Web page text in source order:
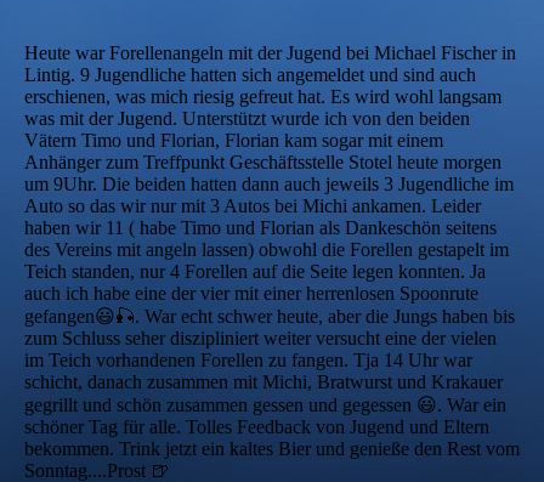
Heute war Forellenangeln mit der Jugend bei Michael Fischer in
Lintig. 9 Jugendliche hatten sich angemeldet und sind auch
erschienen, was mich riesig gefreut hat. Es wird wohl langsam
was mit der Jugend. Unterstützt wurde ich von den beiden
Vätern Timo und Florian, Florian kam sogar mit einem
Anhänger zum Treffpunkt Geschäftsstelle Stotel heute morgen
um 9Uhr. Die beiden hatten dann auch jeweils 3 Jugendliche im
Auto so das wir nur mit 3 Autos bei Michi ankamen. Leider
haben wir 11 ( habe Timo und Florian als Dankeschön seitens
des Vereins mit angeln lassen) obwohl die Forellen gestapelt im
Teich standen, nur 4 Forellen auf die Seite legen konnten. Ja
auch ich habe eine der vier mit einer herrenlosen Spoonrute
gefangen😃🎣. War echt schwer heute, aber die Jungs haben bis
zum Schluss seher diszipliniert weiter versucht eine der vielen
im Teich vorhandenen Forellen zu fangen. Tja 14 Uhr war
schicht, danach zusammen mit Michi, Bratwurst und Krakauer
gegrillt und schön zusammen gessen und gegessen 😃. War ein
schöner Tag für alle. Tolles Feedback von Jugend und Eltern
bekommen. Trink jetzt ein kaltes Bier und genieße den Rest vom
Sonntag....Prost 🍺